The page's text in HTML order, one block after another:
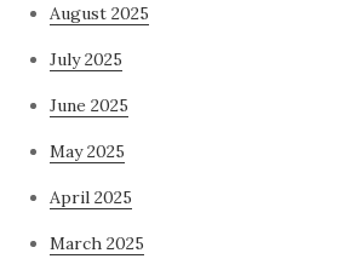
August 2025
July 2025
June 2025
May 2025
April 2025
March 2025